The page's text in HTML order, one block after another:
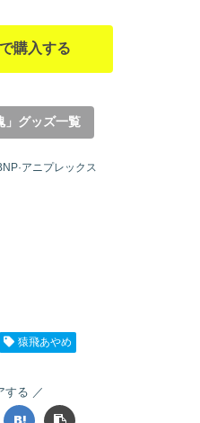
購入する
」グッズ一覧
アニプレックス
猿飛あやめ
する